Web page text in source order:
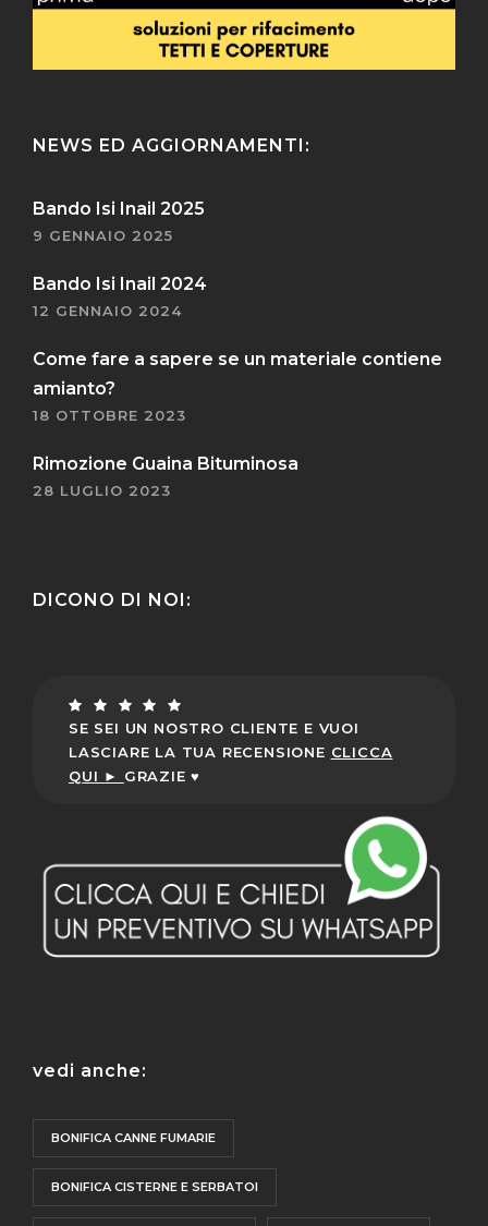
NEWS ED AGGIORNAMENTI:
Bando Isi Inail 2025
9 GENNAIO 2025
Bando Isi Inail 2024
12 GENNAIO 2024
Come fare a sapere se un materiale contiene
amianto?
18 OTTOBRE 2023
Rimozione Guaina Bituminosa
28 LUGLIO 2023
DICONO DI NOI:
SE SEI UN NOSTRO CLIENTE E VUOI
LASCIARE LA TUA RECENSIONE CLICCA
QUI ► GRAZIE ♥
vedi anche:
BONIFICA CANNE FUMARIE
BONIFICA CISTERNE E SERBATOI